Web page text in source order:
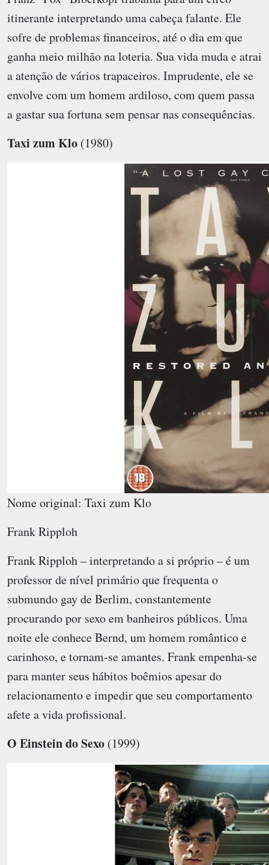
itinerante interpretando uma cabeça falante. Ele
sofre de problemas financeiros, até o dia em que
ganha meio milhão na loteria. Sua vida muda e atrai
a atenção de vários trapaceiros. Imprudente, ele se
envolve com um homem ardiloso, com quem passa
a gastar sua fortuna sem pensar nas consequências.
Taxi zum Klo (1980)
Nome original: Taxi zum Klo
Frank Ripploh
Frank Ripploh – interpretando a si próprio – é um
professor de nível primário que frequenta o
submundo gay de Berlim, constantemente
procurando por sexo em banheiros públicos. Uma
noite ele conhece Bernd, um homem romântico e
carinhoso, e tornam-se amantes. Frank empenha-se
para manter seus hábitos boêmios apesar do
relacionamento e impedir que seu comportamento
afete a vida profissional.
O Einstein do Sexo (1999)